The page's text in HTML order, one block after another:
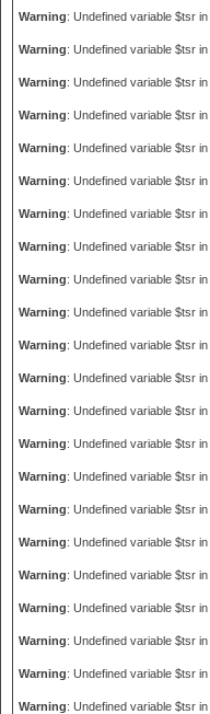
Warning: Undefined variable $tsr in
Warning: Undefined variable $tsr in
Warning: Undefined variable $tsr in
Warning: Undefined variable $tsr in
Warning: Undefined variable $tsr in
Warning: Undefined variable $tsr in
Warning: Undefined variable $tsr in
Warning: Undefined variable $tsr in
Warning: Undefined variable $tsr in
Warning: Undefined variable $tsr in
Warning: Undefined variable $tsr in
Warning: Undefined variable $tsr in
Warning: Undefined variable $tsr in
Warning: Undefined variable $tsr in
Warning: Undefined variable $tsr in
Warning: Undefined variable $tsr in
Warning: Undefined variable $tsr in
Warning: Undefined variable $tsr in
Warning: Undefined variable $tsr in
Warning: Undefined variable $tsr in
Warning: Undefined variable $tsr in
Warning: Undefined variable $tsr in